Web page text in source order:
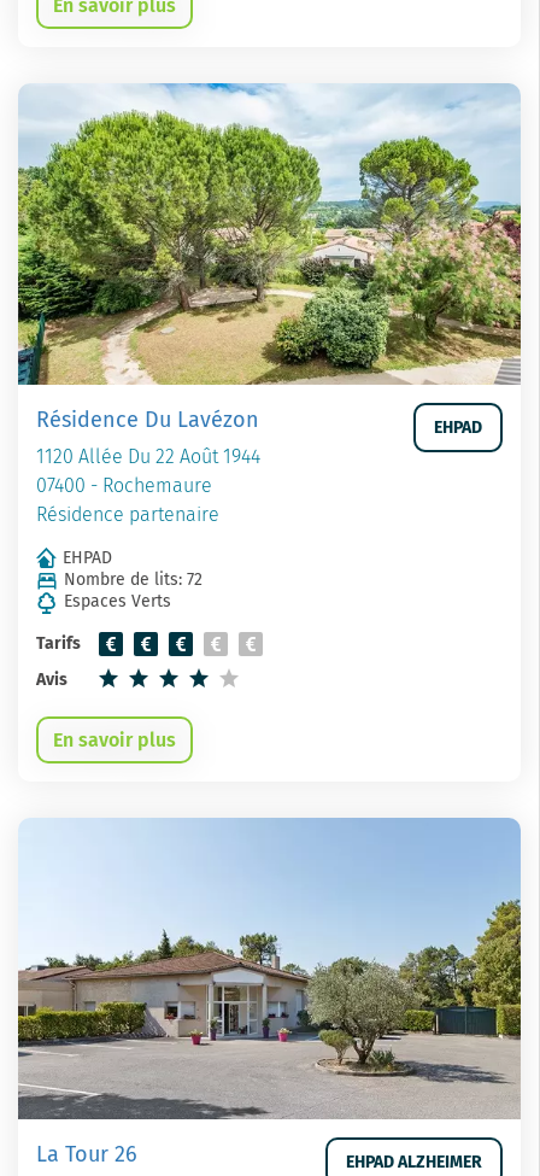
En savoir plus
Résidence Du Lavézon
1120 Allée Du 22 Août 1944
07400 - Rochemaure
Résidence partenaire
EHPAD
EHPAD
Nombre de lits: 72
Espaces Verts
Tarifs
Avis
En savoir plus
La Tour 26 EHPAD ALZHEIMER